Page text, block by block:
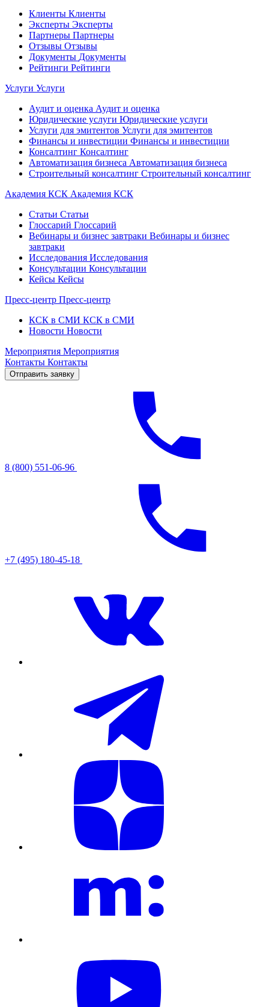
Клиенты Клиенты
Эксперты Эксперты
Партнеры Партнеры
Отзывы Отзывы
Документы Документы
Рейтинги Рейтинги
Услуги Услуги
Аудит и оценка Аудит и оценка
Юридические услуги Юридические услуги
Услуги для эмитентов Услуги для эмитентов
Финансы и инвестиции Финансы и инвестиции
Консалтинг Консалтинг
Автоматизация бизнеса Автоматизация бизнеса
Строительный консалтинг Строительный консалтинг
Академия КСК Академия КСК
Статьи Статьи
Глоссарий Глоссарий
Вебинары и бизнес завтраки Вебинары и бизнес
завтраки
Исследования Исследования
Консультации Консультации
Кейсы Кейсы
Пресс-центр Пресс-центр
КСК в СМИ КСК в СМИ
Новости Новости
Мероприятия Мероприятия
Контакты Контакты
Отправить заявку
8 (800) 551-06-96
+7 (495) 180-45-18